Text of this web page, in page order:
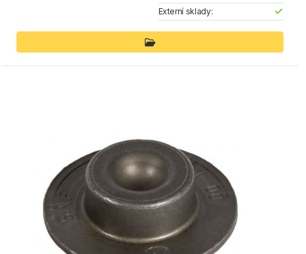
Externí sklady: